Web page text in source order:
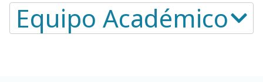
Equipo Académico​